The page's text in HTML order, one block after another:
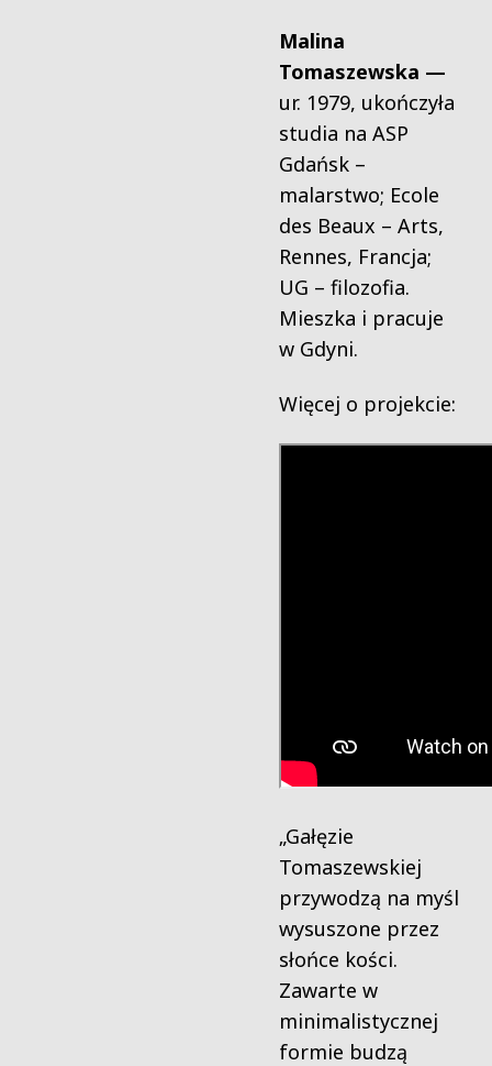
Malina
Tomaszewska —
ur. 1979, ukończyła
studia na ASP
Gdańsk –
malarstwo; Ecole
des Beaux – Arts,
Rennes, Francja;
UG – filozofia.
Mieszka i pracuje
w Gdyni.
Więcej o projekcie:
„Gałęzie
Tomaszewskiej
przywodzą na myśl
wysuszone przez
słońce kości.
Zawarte w
minimalistycznej
formie budzą